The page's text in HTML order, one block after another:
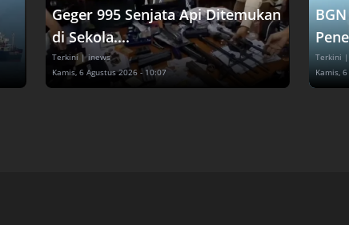
Geger 995 Senjata Api Ditemukan
di Sekola....
Terkini | inews
Kamis, 6 Agustus 2026 - 10:07
Terkini
Kamis,